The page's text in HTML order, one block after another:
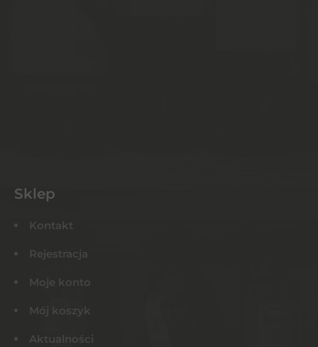
Sklep
Kontakt
Rejestracja
Moje konto
Mój koszyk
Aktualności